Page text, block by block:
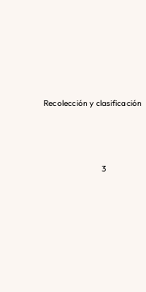
Recolección y clasificación
3